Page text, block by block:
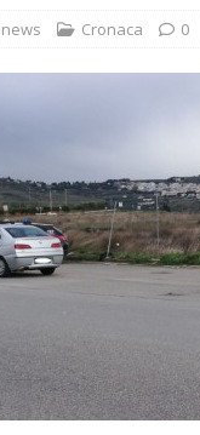
Cronaca 0